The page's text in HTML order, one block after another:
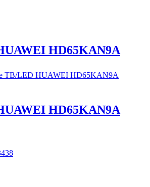
HD65KAN9A
HD65KAN9A